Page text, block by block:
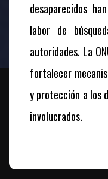
desaparecidos
labor de
autoridades. La
fortalecer
y protección a los
involucrados.